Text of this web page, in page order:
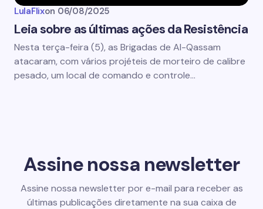
LulaFlixon 06/08/2025
Leia sobre as últimas ações da Resistência
Nesta terça-feira (5), as Brigadas de Al-Qassam
atacaram, com vários projéteis de morteiro de calibre
pesado, um local de comando e controle…
Assine nossa newsletter
Assine nossa newsletter por e-mail para receber as
últimas publicações diretamente na sua caixa de